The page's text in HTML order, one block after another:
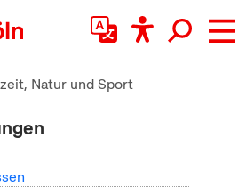
Natur und Sport